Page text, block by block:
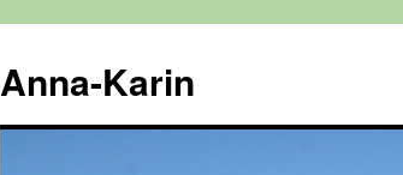
innehåll
Anna-Karin